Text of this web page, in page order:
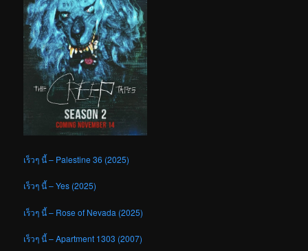
เร็วๆ นี้ – Palestine 36 (2025)
เร็วๆ นี้ – Yes (2025)
เร็วๆ นี้ – Rose of Nevada (2025)
เร็วๆ นี้ – Apartment 1303 (2007)